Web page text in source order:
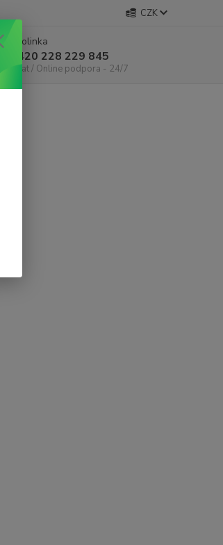
CZK
Infolinka
+420 228 229 845
Chat / Online podpora - 24/7